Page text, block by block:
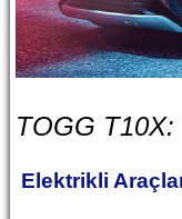
TOGG
Elektrikli